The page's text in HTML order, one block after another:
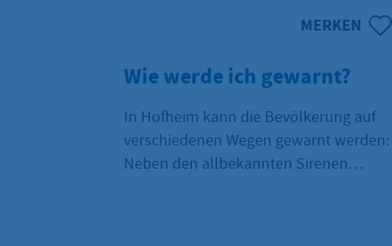
MERKEN
Wie werde ich gewarnt?
In Hofheim kann die Bevölkerung auf
verschiedenen Wegen gewarnt werden:
Neben den allbekannten Sirenen